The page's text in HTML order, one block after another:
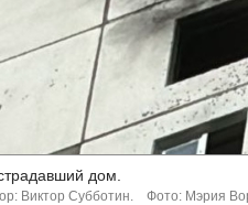
дом.
Виктор Субботин. Фото: Мэрия